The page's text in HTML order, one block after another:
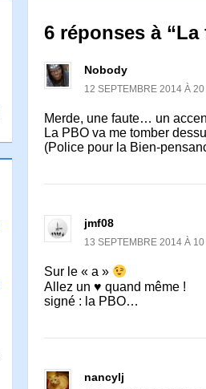
6 réponses à
Nobody
12 SEPTEMBRE 2014 À 20
Merde, une faute… un
La PBO va me tomber
(Police pour la Bien-
jmf08
13 SEPTEMBRE 2014 À 10
Sur le « a »
Allez un ♥ quand même !
signé : la PBO…
nancylj